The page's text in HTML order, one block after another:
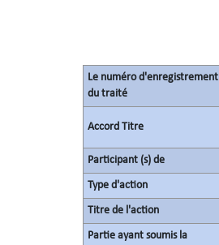
Le numéro d'enregistrement
du traité
Accord Titre
Participant (s) de
Type d'action
Titre de l'action
Partie ayant soumis la